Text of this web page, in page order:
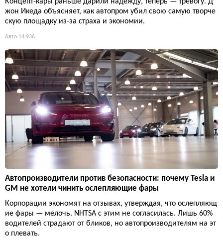
жон Икеда объясняет, как автопром убил свою самую творче
скую площадку из-за страха и экономии.
Авто 14 936
Автопроизводители против безопасности: почему Tesla и
GM не хотели чинить ослепляющие фары
Корпорации экономят на отзывах, утверждая, что ослепляющ
ие фары — мелочь. NHTSA с этим не согласилась. Лишь 60%
водителей страдают от бликов, но автопроизводителям на эт
о плевать.